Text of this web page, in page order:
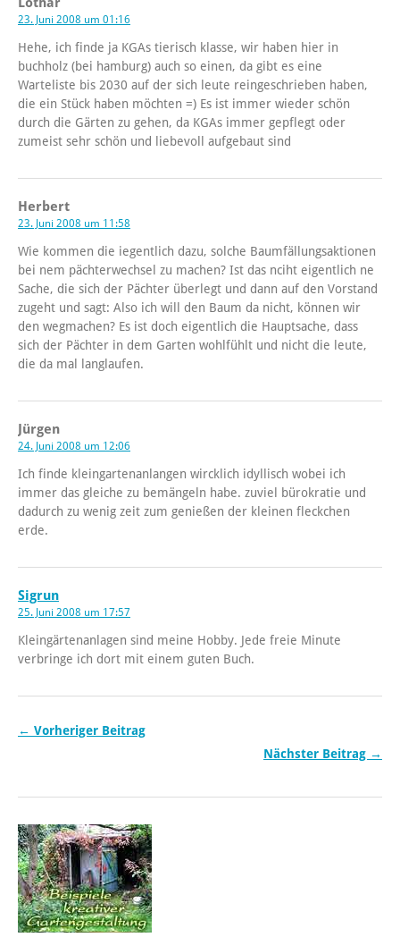
23. Juni 2008 um 01:16
Hehe, ich finde ja KGAs tierisch klasse, wir haben hier in
buchholz (bei hamburg) auch so einen, da gibt es eine
Warteliste bis 2030 auf der sich leute reingeschrieben haben,
die ein Stück haben möchten =) Es ist immer wieder schön
durch die Gärten zu gehen, da KGAs immer gepflegt oder
zumeist sehr schön und liebevoll aufgebaut sind
Herbert
23. Juni 2008 um 11:58
Wie kommen die iegentlich dazu, solche Baumfällungsaktionen
bei nem pächterwechsel zu machen? Ist das nciht eigentlich ne
Sache, die sich der Pächter überlegt und dann auf den Vorstand
zugeht und sagt: Also ich will den Baum da nicht, können wir
den wegmachen? Es ist doch eigentlich die Hauptsache, dass
sich der Pächter in dem Garten wohlfühlt und nicht die leute,
die da mal langlaufen.
Jürgen
24. Juni 2008 um 12:06
Ich finde kleingartenanlangen wircklich idyllisch wobei ich
immer das gleiche zu bemängeln habe. zuviel bürokratie und
dadurch zu wenig zeit zum genießen der kleinen fleckchen
erde.
Sigrun
25. Juni 2008 um 17:57
Kleingärtenanlagen sind meine Hobby. Jede freie Minute
verbringe ich dort mit einem guten Buch.
← Vorheriger Beitrag
Nächster Beitrag →